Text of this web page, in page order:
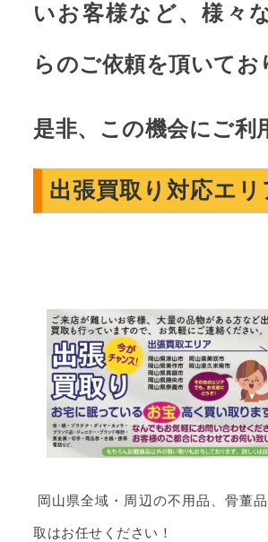
いお客様など、様々
らのご依頼を頂いてお
是非、この機会にご利
出張買取り対応エリ
岡山県全域・周辺の不用品、骨董
取はお任せください！